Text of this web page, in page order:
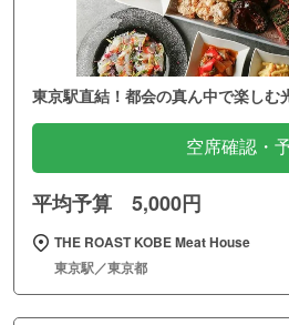
東京駅直結！都会の真ん中で楽しむ
空席確認・
平均予算 5,000円
THE ROAST KOBE Meat House
東京駅／東京都